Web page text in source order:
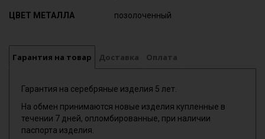
ЦВЕТ МЕТАЛЛА позолоченный
Гарантия на товар Доставка Оплата
Гарантия на серебряные изделия 5 лет.
На обмен принимаются новые изделия купленные в
течении 7 дней, опломбированные, при наличии
паспорта изделия.